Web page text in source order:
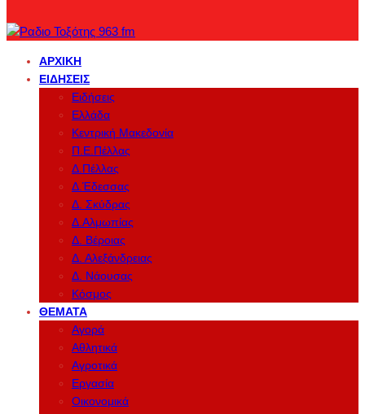
ΑΡΧΙΚΉ
ΕΙΔΉΣΕΙΣ
Ειδήσεις
Ελλάδα
Κεντρική Μακεδονία
Π.Ε.Πέλλας
Δ.Πέλλας
Δ.Έδεσσας
Δ. Σκύδρας
Δ.Αλμωπίας
Δ. Βέροιας
Δ. Αλεξάνδρειας
Δ. Νάουσας
Κόσμος
ΘΈΜΑΤΑ
Αγορά
Αθλητικά
Αγροτικά
Εργασία
Οικονομικά